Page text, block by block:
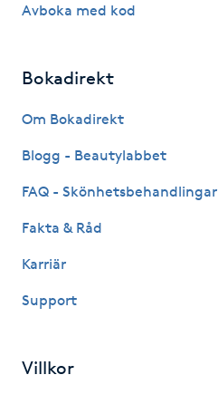
Hårvård
Hälsa
IPL
Avboka med kod
Bokadirekt
Om Bokadirekt
Blogg - Beautylabbet
FAQ - Skönhetsbehandlingar
Fakta & Råd
Karriär
Support
Villkor